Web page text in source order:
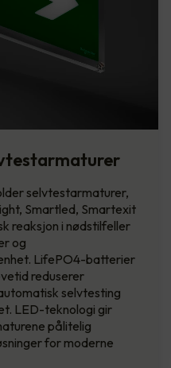
selvtestarmaturer,
Smartled, Smartexit
reaksjon i nødstilfeller
og
LifePO4-batterier
reduserer
selvtesting
LED-teknologi gir
pålitelig
for moderne